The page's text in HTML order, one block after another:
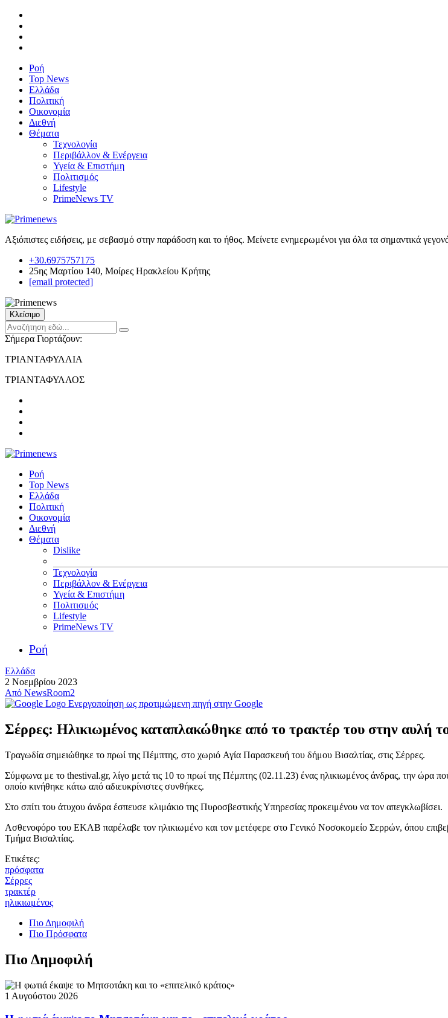
Ροή
Top News
Ελλάδα
Πολιτική
Οικονομία
Διεθνή
Θέματα
Τεχνολογία
Περιβάλλον & Ενέργεια
Υγεία & Επιστήμη
Πολιτισμός
Lifestyle
PrimeNews TV
Αξιόπιστες ειδήσεις, με σεβασμό στην παράδοση και το ήθος. Μείνετε ενημερωμένοι για όλα τα σημαντικά
+30.6975757175
25ης Μαρτίου 140, Μοίρες Ηρακλείου Κρήτης
[email protected]
Κλείσιμο
Σήμερα Γιορτάζουν:
ΤΡΙΑΝΤΑΦΥΛΛΙΑ
ΤΡΙΑΝΤΑΦΥΛΛΟΣ
Ροή
Top News
Ελλάδα
Πολιτική
Οικονομία
Διεθνή
Θέματα
Dislike
Τεχνολογία
Περιβάλλον & Ενέργεια
Υγεία & Επιστήμη
Πολιτισμός
Lifestyle
PrimeNews TV
Ροή
Ελλάδα
2 Νοεμβρίου 2023
Από NewsRoom2
Ενεργοποίηση ως προτιμώμενη πηγή στην Google
Σέρρες: Ηλικιωμένος καταπλακώθηκε από το τρακτέρ του στην αυλή
Τραγωδία σημειώθηκε το πρωί της Πέμπτης, στο χωριό Αγία Παρασκευή του δήμου Βισαλτίας, στις Σέρρες.
Σύμφωνα με το thestival.gr, λίγο μετά τις 10 το πρωί της Πέμπτης (02.11.23) ένας ηλικιωμένος άνδρας, την ώρα
οποίο κινήθηκε κάτω από αδιευκρίνιστες συνθήκες.
Στο σπίτι του άτυχου άνδρα έσπευσε κλιμάκιο της Πυροσβεστικής Υπηρεσίας προκειμένου να τον απεγκλωβίσει.
Ασθενοφόρο του ΕΚΑΒ παρέλαβε τον ηλικιωμένο και τον μετέφερε στο Γενικό Νοσοκομείο Σερρών, όπου
Τμήμα Βισαλτίας.
Ετικέτες:
πρόσφατα
Σέρρες
τρακτέρ
ηλικιωμένος
Πιο Δημοφιλή
Πιο Πρόσφατα
Πιο Δημοφιλή
1 Αυγούστου 2026